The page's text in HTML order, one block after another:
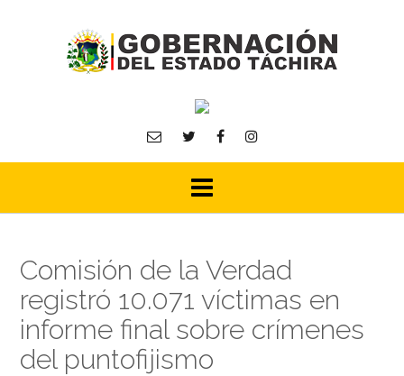
Comisión de la Verdad
registró 10.071 víctimas en
informe final sobre crímenes
del puntofijismo